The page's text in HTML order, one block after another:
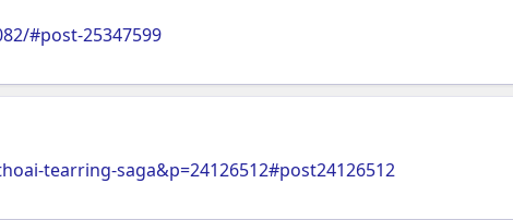
#post-25347599
tearring-saga&p=24126512#post24126512